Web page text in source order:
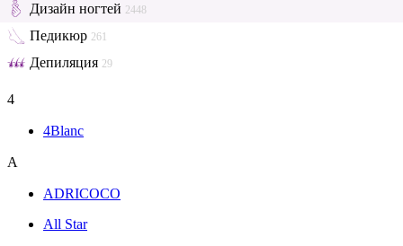
Дизайн ногтей 2448
Педикюр 261
Депиляция 29
4
4Blanc
A
ADRICOCO
All Star